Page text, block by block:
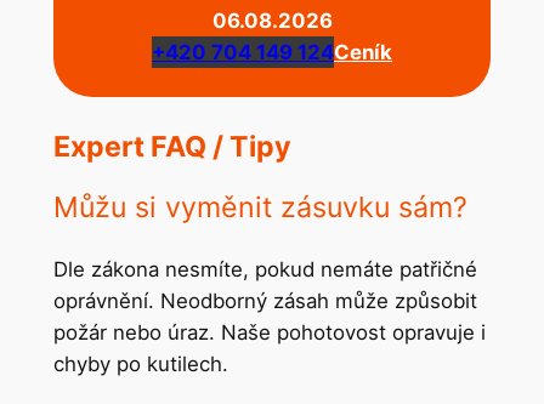
06.08.2026
+420 704 149 124Ceník
Expert FAQ / Tipy
Můžu si vyměnit zásuvku sám?
Dle zákona nesmíte, pokud nemáte patřičné
oprávnění. Neodborný zásah může způsobit
požár nebo úraz. Naše pohotovost opravuje i
chyby po kutilech.